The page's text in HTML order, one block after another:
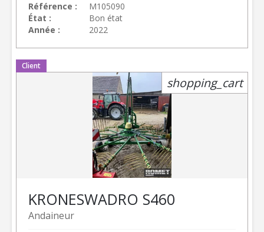
Référence
M105090
État
Bon état
Année
2022
Client
Andaineur
KRONESWADRO S460
shopping_cart